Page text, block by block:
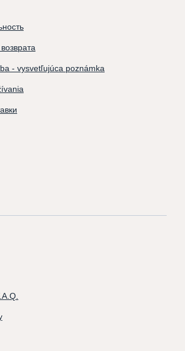
- vysvetľujúca poznámka